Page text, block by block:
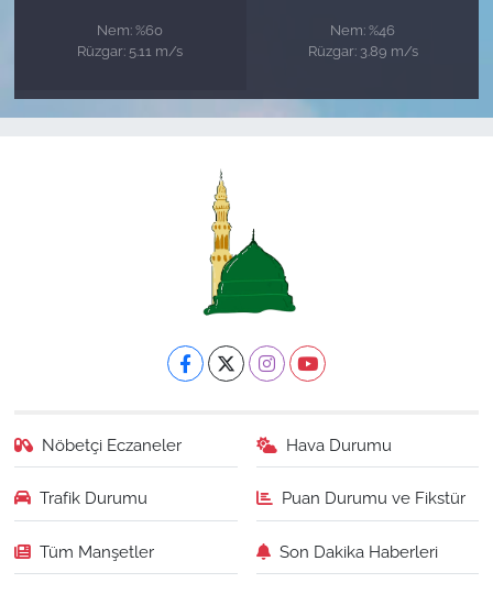
Nem: %60
Rüzgar: 5.11 m/s
Nem: %46
Rüzgar: 3.89 m/s
Nöbetçi Eczaneler Hava Durumu
Trafik Durumu Puan Durumu ve Fikstür
Tüm Manşetler Son Dakika Haberleri